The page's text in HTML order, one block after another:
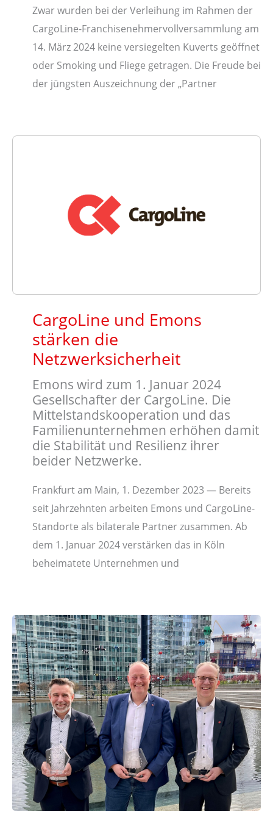
Zwar wurden bei der Verleihung im Rahmen der
CargoLine-Franchisenehmervollversammlung am
14. März 2024 keine versiegelten Kuverts geöffnet
oder Smoking und Fliege getragen. Die Freude bei
der jüngsten Auszeichnung der „Partner
CargoLine und Emons
stärken die
Netzwerksicherheit
Emons wird zum 1. Januar 2024
Gesellschafter der CargoLine. Die
Mittelstandskooperation und das
Familienunternehmen erhöhen damit
die Stabilität und Resilienz ihrer
beider Netzwerke.
Frankfurt am Main, 1. Dezember 2023 — Bereits
seit Jahrzehnten arbeiten Emons und CargoLine-
Standorte als bilaterale Partner zusammen. Ab
dem 1. Januar 2024 verstärken das in Köln
beheimatete Unternehmen und